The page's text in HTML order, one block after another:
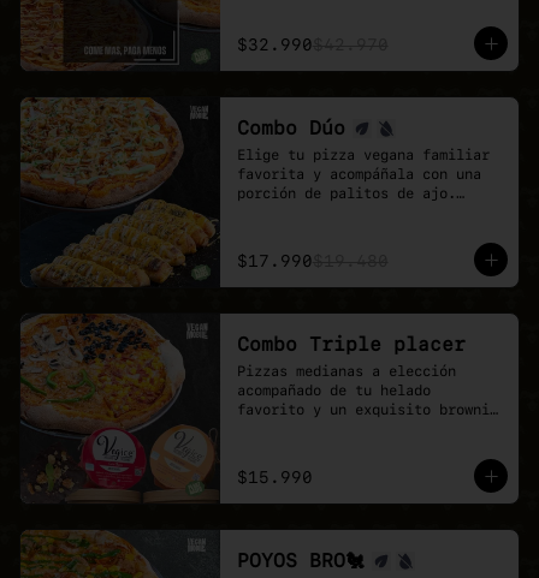
reuniones de trabajo o fines de
semana con hambre de pizza
vegana.
$32.990
Combo Dúo
Elige tu pizza vegana familiar
favorita y acompáñala con una
porción de palitos de ajo.
disfrutar todo el sabor de
Veganmobile.
$17.990
Combo Triple placer
Pizzas medianas a elección
acompañado de tu helado
favorito y un exquisito brownie
pizza mediana a familiar!
$15.990
POYOS BRO🐔